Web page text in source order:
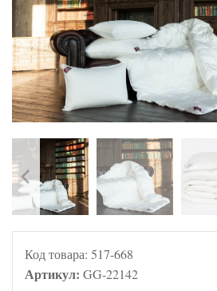
Код товара: 517-668
Артикул: GG-22142